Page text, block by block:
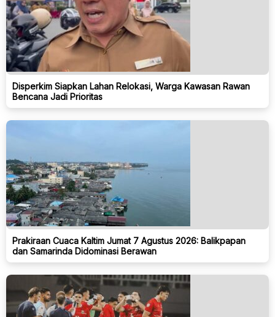
Disperkim Siapkan Lahan Relokasi, Warga Kawasan Rawan
Bencana Jadi Prioritas
Prakiraan Cuaca Kaltim Jumat 7 Agustus 2026: Balikpapan
dan Samarinda Didominasi Berawan